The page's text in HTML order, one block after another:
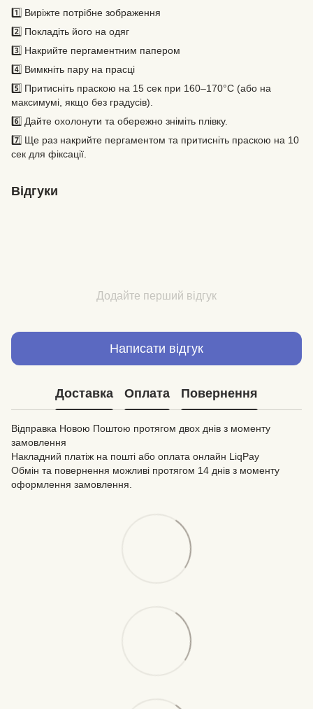
1️⃣ Виріжте потрібне зображення
2️⃣ Покладіть його на одяг
3️⃣ Накрийте пергаментним папером
4️⃣ Вимкніть пару на прасці
5️⃣ Притисніть праскою на 15 сек при 160–170°C (або на
максимумі, якщо без градусів).
6️⃣ Дайте охолонути та обережно зніміть плівку.
7️⃣ Ще раз накрийте пергаментом та притисніть праскою на 10
сек для фіксації.
Відгуки
Додайте перший відгук
Написати відгук
Доставка Оплата Повернення
Відправка Новою Поштою протягом двох днів з моменту
замовлення
Накладний платіж на пошті або оплата онлайн LiqPay
Обмін та повернення можливі протягом 14 днів з моменту
оформлення замовлення.